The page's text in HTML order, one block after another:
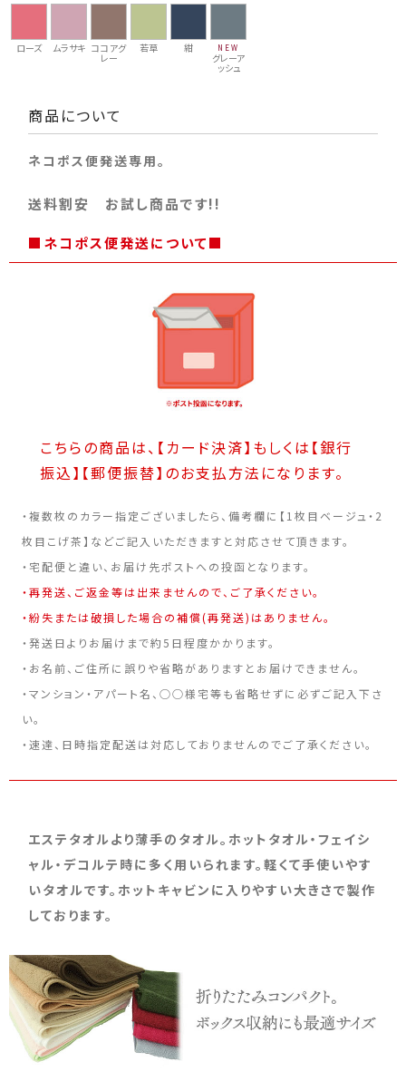
ローズ ムラサキ ココアグ
レー
若草 紺 NEW
グレーア
ッシュ
商品について
ネコポス便発送専用。
送料割安 お試し商品です!!
■ネコポス便発送について■
こちらの商品は、【カード決済】もしくは【銀行
振込】【郵便振替】のお支払方法になります。
・複数枚のカラー指定ございましたら、備考欄に【1枚目ベージュ・2
枚目こげ茶】などご記入いただきますと対応させて頂きます。
・宅配便と違い、お届け先ポストへの投函となります。
・再発送、ご返金等は出来ませんので、ご了承ください。
・紛失または破損した場合の補償(再発送)はありません。
・発送日よりお届けまで約5日程度かかります。
・お名前、ご住所に誤りや省略がありますとお届けできません。
・マンション・アパート名、○○様宅等も省略せずに必ずご記入下さ
い。
・速達、日時指定配送は対応しておりませんのでご了承ください。
エステタオルより薄手のタオル。ホットタオル・フェイシ
ャル・デコルテ時に多く用いられます。軽くて手使いやす
いタオルです。ホットキャビンに入りやすい大きさで製作
しております。